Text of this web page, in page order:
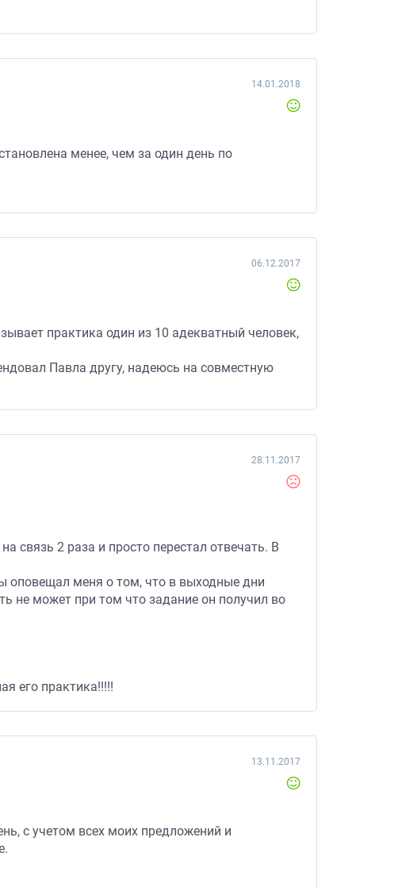
14.01.2018
менее, чем за один день по
06.12.2017
практика один из 10 адекватный человек,
Павла другу, надеюсь на совместную
28.11.2017
связь 2 раза и просто перестал отвечать. В
оповещал меня о том, что в выходные дни
не может при том что задание он получил во
его практика!!!!!
13.11.2017
с учетом всех моих предложений и